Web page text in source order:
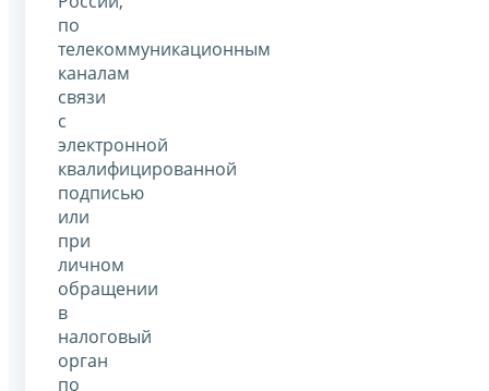
по
телекоммуникационным
каналам
связи
с
электронной
квалифицированной
подписью
или
при
личном
обращении
в
налоговый
орган
по